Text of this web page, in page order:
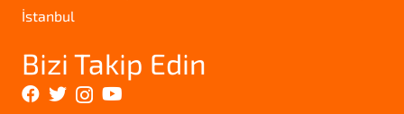
İstanbul
Bizi Takip Edin